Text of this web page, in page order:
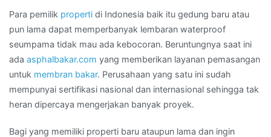
Para pemilik properti di Indonesia baik itu gedung baru atau
pun lama dapat memperbanyak lembaran waterproof
seumpama tidak mau ada kebocoran. Beruntungnya saat ini
ada asphalbakar.com yang memberikan layanan pemasangan
untuk membran bakar. Perusahaan yang satu ini sudah
mempunyai sertifikasi nasional dan internasional sehingga tak
heran dipercaya mengerjakan banyak proyek.
Bagi yang memiliki properti baru ataupun lama dan ingin